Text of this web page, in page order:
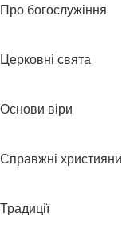
Про богослужіння
Церковні свята
Основи віри
Справжні християни
Традиції